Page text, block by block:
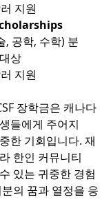
지원
, 공학, 수학) 분
상
지원
장학금은 캐나다
들에게 주어지
한 기회입니다. 재
한인 커뮤니티
있는 귀중한 경험
의 꿈과 열정을 응